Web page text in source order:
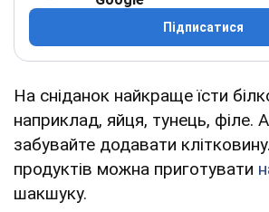
Підписатися
На сніданок найкраще їсти
наприклад, яйця, тунець, філе.
забувайте додавати
продуктів можна приготувати
шакшуку.